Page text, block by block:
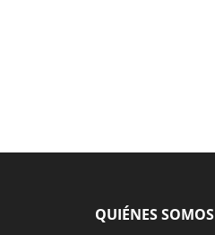
QUIÉNES SOMOS